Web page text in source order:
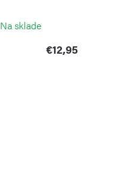
Na sklade
€12,95